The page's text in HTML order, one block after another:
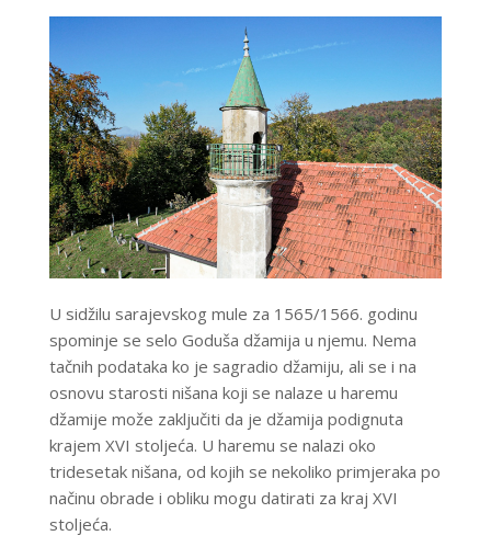
U sidžilu sarajevskog mule za 1565/1566. godinu
spominje se selo Goduša džamija u njemu. Nema
tačnih podataka ko je sagradio džamiju, ali se i na
osnovu starosti nišana koji se nalaze u haremu
džamije može zaključiti da je džamija podignuta
krajem XVI stoljeća. U haremu se nalazi oko
tridesetak nišana, od kojih se nekoliko primjeraka po
načinu obrade i obliku mogu datirati za kraj XVI
stoljeća.